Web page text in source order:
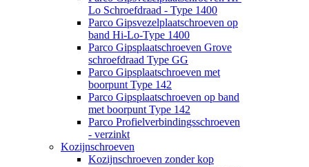
Lo Schroefdraad - Type 1400
Parco Gipsvezelplaatschroeven op
band Hi-Lo-Type 1400
Parco Gipsplaatschroeven Grove
schroefdraad Type GG
Parco Gipsplaatschroeven met
boorpunt Type 142
Parco Gipsplaatschroeven op band
met boorpunt Type 142
Parco Profielverbindingsschroeven
- verzinkt
Kozijnschroeven
Kozijnschroeven zonder kop